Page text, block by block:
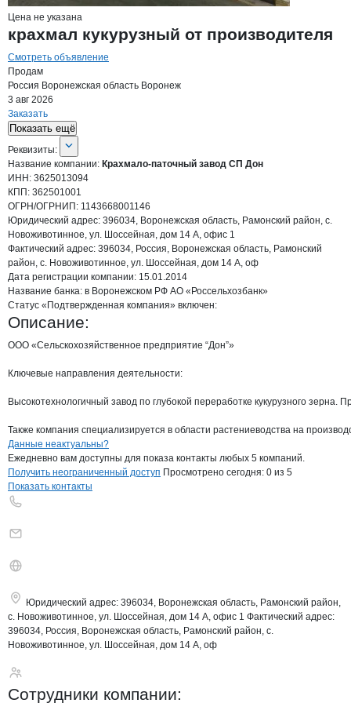
Цена не указана
крахмал кукурузный от производителя
Смотреть объявление
Продам
Россия Воронежская область Воронеж
3 авг 2026
Заказать
Показать ещё
О компании
Реквизиты
Реквизиты:
Название компании: Крахмало-паточный завод СП Дон
ИНН: 3625013094
КПП: 362501001
ОГРН/ОГРНИП: 1143668001146
Юридический адрес: 396034, Воронежская область, Рамонский район, с.
Новоживотинное, ул. Шоссейная, дом 14 А, офис 1
Фактический адрес: 396034, Россия, Воронежская область, Рамонский
район, с. Новоживотинное, ул. Шоссейная, дом 14 А, оф
Дата регистрации компании: 15.01.2014
Название банка: в Воронежском РФ АО «Россельхозбанк»
Статус «Подтвержденная компания» включен:
Описание:
ООО «Сельскохозяйственное предприятие “Дон”»
Ключевые направления деятельности:
Высокотехнологичный завод по глубокой переработке кукурузного
Также компания специализируется в области растениеводства на
Контактыкомпании
+7(800)000-00-..
Данные неактуальны?
Ежедневно вам доступны для показа контакты любых 5 компаний.
Получить неограниченный доступ Просмотрено сегодня: 0 из 5
Показать контакты
Юридический адрес: 396034, Воронежская область, Рамонский район,
с. Новоживотинное, ул. Шоссейная, дом 14 А, офис 1 Фактический адрес:
396034, Россия, Воронежская область, Рамонский район, с.
Новоживотинное, ул. Шоссейная, дом 14 А, оф
Сотрудники компании: